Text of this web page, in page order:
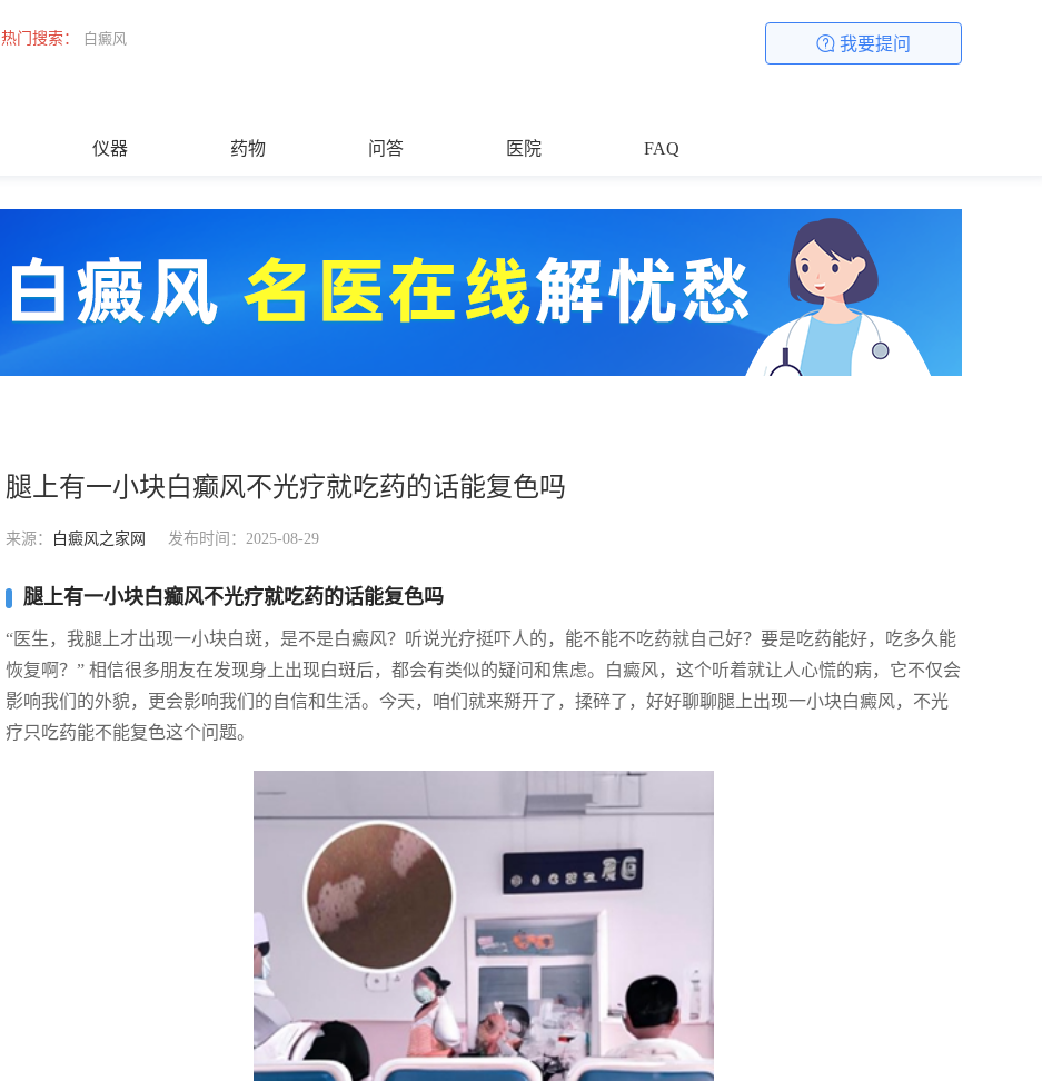
热门搜索： 白癜风 我要提问
仪器 药物 问答 医院 FAQ
腿上有一小块白癫风不光疗就吃药的话能复色吗
来源： 白癜风之家网 发布时间：2025-08-29
腿上有一小块白癫风不光疗就吃药的话能复色吗
“医生，我腿上才出现一小块白斑，是不是白癜风？听说光疗挺吓人的，能不能不吃药就自己好？要是吃药能好，吃多久能
恢复啊？” 相信很多朋友在发现身上出现白斑后，都会有类似的疑问和焦虑。白癜风，这个听着就让人心慌的病，它不仅会
影响我们的外貌，更会影响我们的自信和生活。今天，咱们就来掰开了，揉碎了，好好聊聊腿上出现一小块白癜风，不光
疗只吃药能不能复色这个问题。